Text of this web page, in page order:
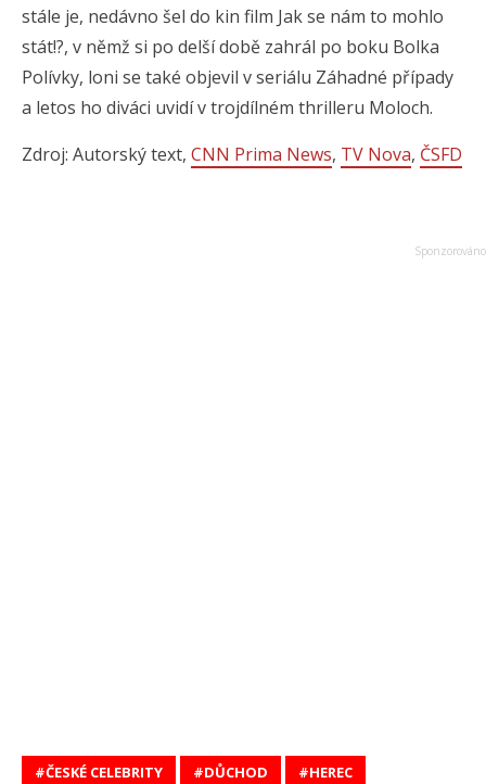
stále je, nedávno šel do kin film Jak se nám to mohlo
stát!?, v němž si po delší době zahrál po boku Bolka
Polívky, loni se také objevil v seriálu Záhadné případy
a letos ho diváci uvidí v trojdílném thrilleru Moloch.
Zdroj: Autorský text, CNN Prima News, TV Nova, ČSFD
ČESKÉ CELEBRITY DŮCHOD
HEREC